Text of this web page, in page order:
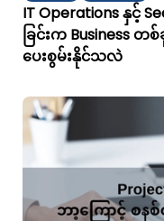
IT Operations နှင့်
ခြင်းက Business
ပေးစွမ်းနိုင်သလဲ